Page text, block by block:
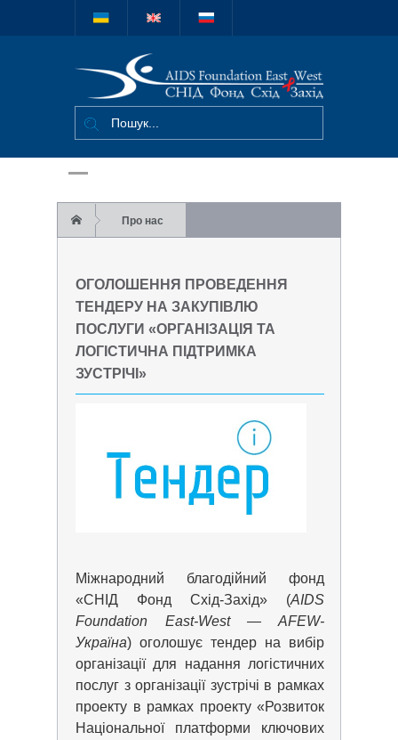
Міжнародний
благодійний
фонд "СНІД
Захід"
Про нас
закупівлю послуги «Організація та
логістична підтримка зустрічі»
ОГОЛОШЕННЯ ПРОВЕДЕННЯ
ТЕНДЕРУ НА ЗАКУПІВЛЮ
ПОСЛУГИ «ОРГАНІЗАЦІЯ ТА
ЛОГІСТИЧНА ПІДТРИМКА
ЗУСТРІЧІ»
Міжнародний благодійний фонд
«СНІД Фонд Схід-Захід» (AIDS
Foundation East-West — AFEW-
Україна) оголошує тендер на вибір
організації для надання логістичних
послуг з організації зустрічі в рамках
проекту в рамках проекту «Розвиток
Національної платформи ключових